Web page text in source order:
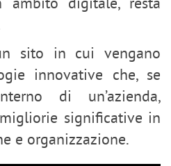
sito in cui vengano
innovative che, se
di un’azienda,
significative in
e organizzazione.